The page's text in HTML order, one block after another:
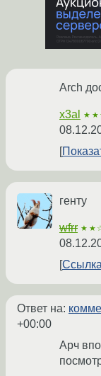
Arch
x3al
генту
wfrr
Ответ на:
+00:00
Арч